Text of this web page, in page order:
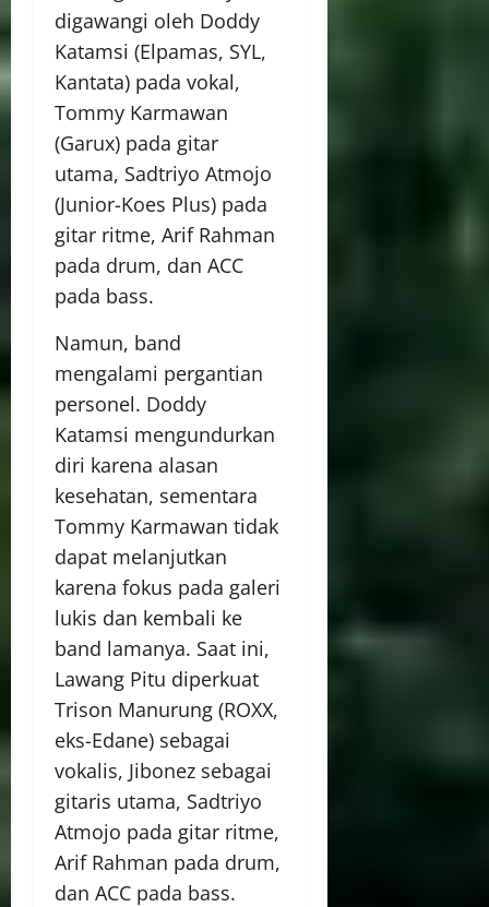
digawangi oleh Doddy
Katamsi (Elpamas, SYL,
Kantata) pada vokal,
Tommy Karmawan
(Garux) pada gitar
utama, Sadtriyo Atmojo
(Junior-Koes Plus) pada
gitar ritme, Arif Rahman
pada drum, dan ACC
pada bass.
Namun, band
mengalami pergantian
personel. Doddy
Katamsi mengundurkan
diri karena alasan
kesehatan, sementara
Tommy Karmawan tidak
dapat melanjutkan
karena fokus pada galeri
lukis dan kembali ke
band lamanya. Saat ini,
Lawang Pitu diperkuat
Trison Manurung (ROXX,
eks-Edane) sebagai
vokalis, Jibonez sebagai
gitaris utama, Sadtriyo
Atmojo pada gitar ritme,
Arif Rahman pada drum,
dan ACC pada bass.